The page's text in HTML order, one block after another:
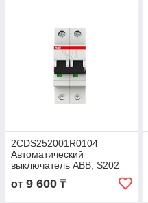
2CDS252001R0104
Автоматический
выключатель ABB, S202
2P 10А (С) 6 kA
от 9 600 ₸